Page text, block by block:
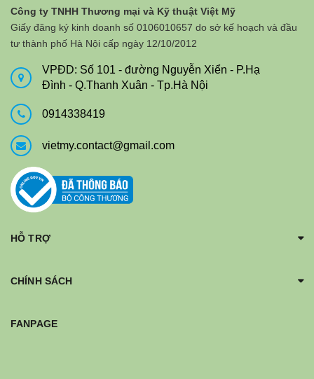
Công ty TNHH Thương mại và Kỹ thuật Việt Mỹ
Giấy đăng ký kinh doanh số 0106010657 do sở kế hoạch và đầu
tư thành phố Hà Nội cấp ngày 12/10/2012
VPĐD: Số 101 - đường Nguyễn Xiển - P.Hạ
Đình - Q.Thanh Xuân - Tp.Hà Nội
0914338419
vietmy.contact@gmail.com
HỖ TRỢ
CHÍNH SÁCH
FANPAGE